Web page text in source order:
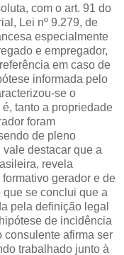
com o art. 91 do
Lei nº 9.279, de
especialmente
e empregador,
em caso de
informada pelo
se o
tanto a propriedade
foram
de pleno
destacar que a
revela
gerador e de
se conclui que a
pela definição legal
de incidência
consulente afirma ser
trabalhado junto à